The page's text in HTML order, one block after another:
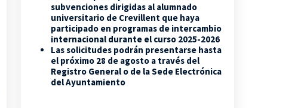
subvenciones dirigidas al alumnado
universitario de Crevillent que haya
participado en programas de intercambio
internacional durante el curso 2025-2026
Las solicitudes podrán presentarse hasta
el próximo 28 de agosto a través del
Registro General o de la Sede Electrónica
del Ayuntamiento